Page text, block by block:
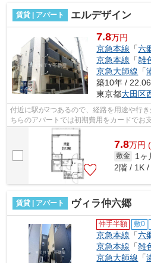
賃貸 | アパート エルデザイン
7.8万円
京急本線 「六
京急本線 「雑
京急大師線 「
築10年 /
東京都大田区
付近に駅が2つあるので、経路を用途や行
ちらのアパートでは初期費用をカードでお
ことなく行動するために駅から徒歩7分...
7.8万円
敷金 1ヶ
2階 / 1K
賃貸 | アパート ヴィラ仲六郷
仲手半額 敷0
京急本線 「六
京急本線 「雑
京急大師線 「